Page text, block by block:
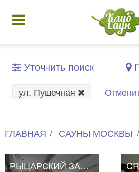
Уточнить поиск
ул. Пушечная
ГЛАВНАЯ САУНЫ МОСКВЫ
РЫЦАРСКИЙ ЗАМОК